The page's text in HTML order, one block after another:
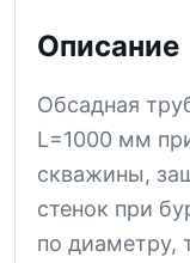
Описание
Обсадная
L=1000 мм
скважины,
стенок при
по диаметру,